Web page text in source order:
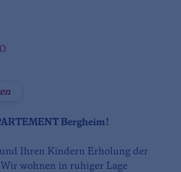
Bergheim!
und Ihren Kindern Erholung der
wohnen in ruhiger Lage